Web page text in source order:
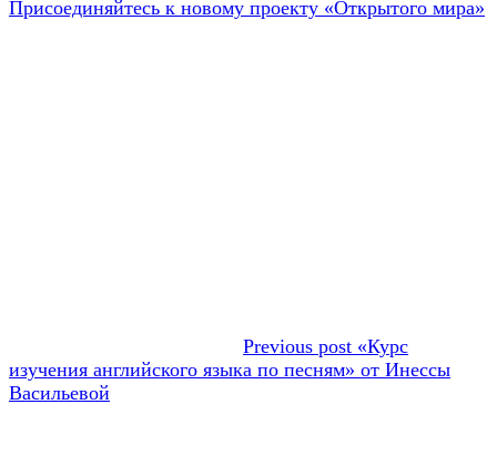
Следующая
Присоединяйтесь к новому проекту «Открытого мира»
Previous post «Курс
изучения английского языка по песням» от Инессы
Васильевой